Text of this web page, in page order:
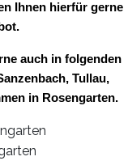
Ihnen hierfür gerne
auch in folgenden
Tullau,
in Rosengarten.